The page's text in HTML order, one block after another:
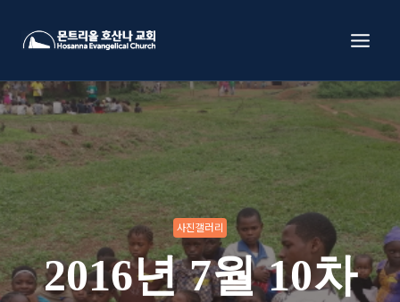
사진갤러리
2016년 7월 10차